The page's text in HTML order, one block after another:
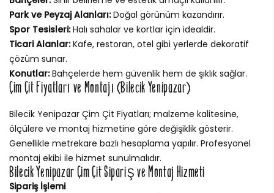
Park ve Peyzaj Alanları:Doğal görünüm kazandırır.
Spor Tesisleri:Halı sahalar ve kortlar için idealdir.
Ticari Alanlar:Kafe, restoran, otel gibi yerlerde dekoratif
çözüm sunar.
Konutlar:Bahçelerde hem güvenlik hem de şıklık sağlar.
Çim Çit Fiyatları ve Montajı (Bilecik Yenipazar)
Bilecik Yenipazar Çim Çit Fiyatları; malzeme kalitesine,
ölçülere ve montaj hizmetine göre değişiklik gösterir.
Genellikle metrekare bazlı hesaplama yapılır. Profesyonel
montaj ekibi ile hizmet sunulmalıdır.
Bilecik Yenipazar Çim Çit Sipariş ve Montaj Hizmeti
Sipariş İşlemi